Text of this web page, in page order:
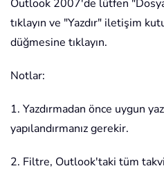
Outlook 2007'de lütfen
tıklayın ve "Yazdır" iletişim
düğmesine tıklayın.
Notlar:
1. Yazdırmadan önce uygun
yapılandırmanız gerekir.
2. Filtre, Outlook'taki tüm